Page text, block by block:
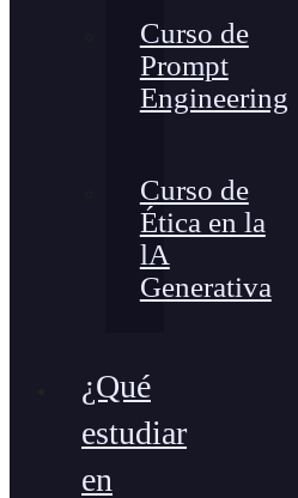
Curso de
Prompt
Engineering
Curso de
Ética en la
lA
Generativa
¿Qué
estudiar
en